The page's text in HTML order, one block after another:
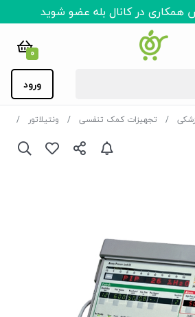
همکاری در کانال بله عضو شوید
0
ورود
تجهیزات کمک تنفسی ونتیلاتور